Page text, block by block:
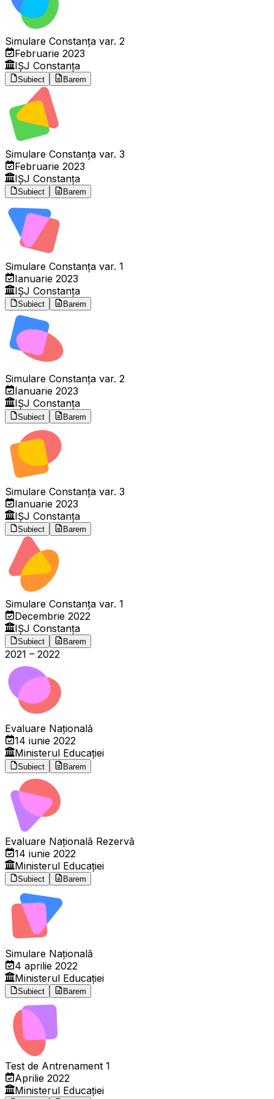
Simulare Constanța var. 2
Februarie 2023
IȘJ Constanța
Subiect Barem
Simulare Constanța var. 3
Februarie 2023
IȘJ Constanța
Subiect Barem
Simulare Constanța var. 1
Ianuarie 2023
IȘJ Constanța
Subiect Barem
Simulare Constanța var. 2
Ianuarie 2023
IȘJ Constanța
Subiect Barem
Simulare Constanța var. 3
Ianuarie 2023
IȘJ Constanța
Subiect Barem
Simulare Constanța var. 1
Decembrie 2022
IȘJ Constanța
Subiect Barem
2021 – 2022
Evaluare Națională
14 iunie 2022
Ministerul Educației
Subiect Barem
Evaluare Națională Rezervă
14 iunie 2022
Ministerul Educației
Subiect Barem
Simulare Națională
4 aprilie 2022
Ministerul Educației
Subiect Barem
Test de Antrenament 1
Aprilie 2022
Ministerul Educației